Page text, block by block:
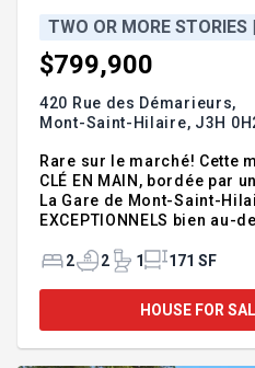
TWO OR MORE STORIES
$799,900
420 Rue des Démarieurs,
Mont-Saint-Hilaire, J3H
Rare sur le marché! Cette
CLÉ EN MAIN, bordée par
La Gare de Mont-Saint-
EXCEPTIONNELS bien au-
gaz et cuisine haut de
3e). Sous-sol aménagé
bar, foyer, espace gym
2 2 1 171 SF
HOUSE FOR